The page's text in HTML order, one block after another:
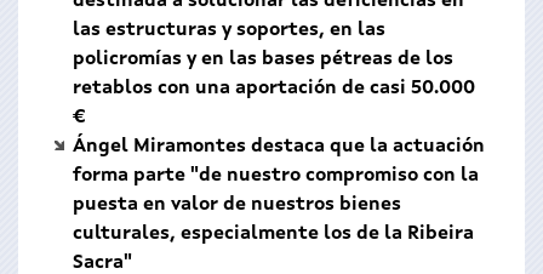
las estructuras y soportes, en las
policromías y en las bases pétreas de los
retablos con una aportación de casi 50.000
€
Ángel Miramontes destaca que la actuación
forma parte "de nuestro compromiso con la
puesta en valor de nuestros bienes
culturales, especialmente los de la Ribeira
Sacra"